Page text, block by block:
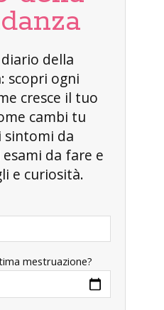
della
scopri ogni
cresce il tuo
cambi tu
sintomi da
da fare e
e curiosità.
mestruazione?